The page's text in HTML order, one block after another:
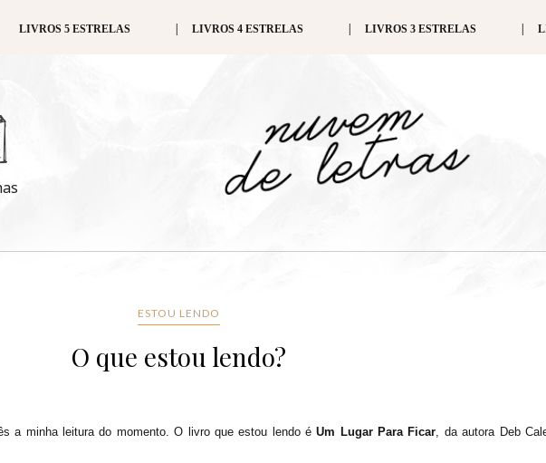
LIVROS 5 ESTRELAS LIVROS 4 ESTRELAS LIVROS 3 ESTRELAS
ESTOU LENDO
O que estou lendo?
a minha leitura do momento. O livro que estou lendo éUm Lugar Para Ficar , da autora Deb